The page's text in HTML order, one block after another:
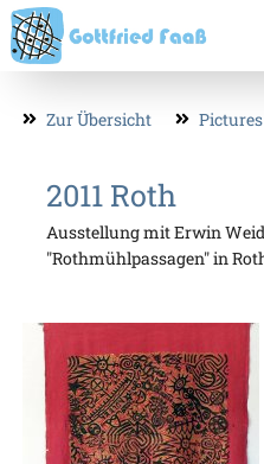
Zur Übersicht
2011 Roth
Ausstellung mit Erwin
"Rothmühlpassagen" in